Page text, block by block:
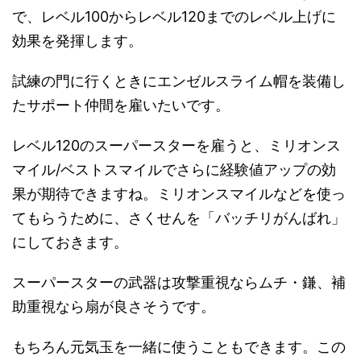
で、レベル100からレベル120までのレベル上げに
効果を発揮します。
試練の門に行くときにエンゼルスライム帽を装備し
たサポート仲間を雇いたいです。
レベル120のスーパースターを雇うと、ミリオンス
マイル/ベストスマイルでさらに経験値アップの効
果が期待できますね。ミリオンスマイルなどを使っ
てもらうために、さくせんを「バッチリがんばれ」
にしておきます。
スーパースターの武器は攻撃重視ならムチ・鎌、補
助重視なら扇が良さそうです。
もちろん元気玉を一緒に使うこともできます。この